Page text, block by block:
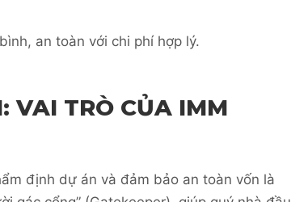
an toàn với chi phí hợp lý.
VAI TRÒ CỦA IMM
định dự án và đảm bảo an toàn vốn là